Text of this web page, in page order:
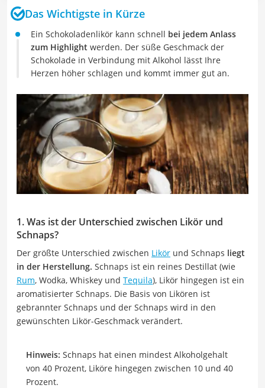
Das Wichtigste in Kürze
Ein Schokoladenlikör kann schnell bei jedem Anlass
zum Highlight werden. Der süße Geschmack der
Schokolade in Verbindung mit Alkohol lässt Ihre
Herzen höher schlagen und kommt immer gut an.
1. Was ist der Unterschied zwischen Likör und
Schnaps?
Der größte Unterschied zwischen Likör und Schnaps liegt
in der Herstellung. Schnaps ist ein reines Destillat (wie
Rum, Wodka, Whiskey und Tequila), Likör hingegen ist ein
aromatisierter Schnaps. Die Basis von Likören ist
gebrannter Schnaps und der Schnaps wird in den
gewünschten Likör-Geschmack verändert.
Hinweis: Schnaps hat einen mindest Alkoholgehalt
von 40 Prozent, Liköre hingegen zwischen 10 und 40
Prozent.